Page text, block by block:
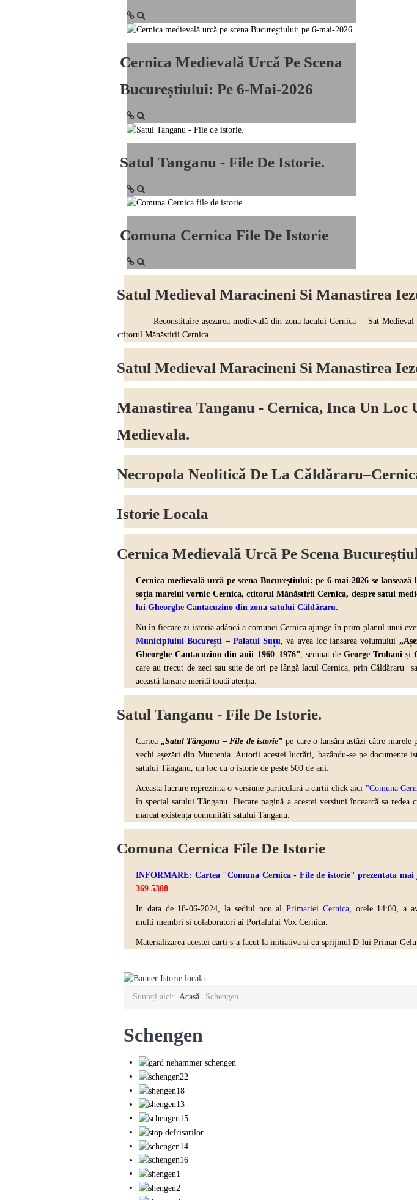
Cernica Medievală Urcă Pe Scena
Bucureștiului: Pe 6-Mai-2026
Satul Tanganu - File De Istorie.
Comuna Cernica File De Istorie
Satul Medieval Maracineni Si Manastirea
Reconstituire așezarea medievală din zona lacului Cernica - Sat Medieval
ctitorul Mănăstirii Cernica.
Satul Medieval Maracineni Si Manastirea
Manastirea Tanganu - Cernica, Inca Un Loc
Medievala.
Necropola Neolitică De La
Istorie Locala
Cernica Medievală Urcă Pe Scena
Cernica medievală urcă pe scena Bucureștiului: pe 6-mai-2026 se lansează
soția marelui vornic Cernica, ctitorul Mănăstirii Cernica, despre satul
lui Gheorghe Cantacuzino din zona satului Căldăraru.
Nu în fiecare zi istoria adâncă a comunei Cernica ajunge în prim-planul unui
Municipiului București – Palatul Suțu,va avea loc lansarea volumului
Gheorghe Cantacuzino din anii 1960–1976”, semnat deGeorge Trohani și
care au trecut de zeci sau sute de ori pe lângă lacul Cernica, prin Căldăraru
această lansare merită toată atenția.
Satul Tanganu - File De Istorie.
Cartea „Satul Tânganu – File de istorie” pe care o lansăm astăzi către
vechi așezări din Muntenia. Autorii acestei lucrări, bazându-se pe
satului Tânganu, un loc cu o istorie de peste 500 de ani.
Aceasta lucrare reprezinta o versiune particulară a cartii click aici "Comuna
în special satului Tânganu. Fiecare pagină a acestei versiuni încearcă sa
marcat existența comunități satului Tanganu.
Comuna Cernica File De Istorie
INFORMARE: Cartea "Comuna Cernica - File de istorie" prezentata
369 5308
In data de 18-06-2024, la sediul nou alPrimariei Cernica, orele 14:00, a
multi membri si colaboratori ai Portalului Vox Cernica.
Materializarea acestei carti s-a facut la initiativa si cu sprijinul D-lui Primar
Sunteți aici: Acasă Schengen
Schengen